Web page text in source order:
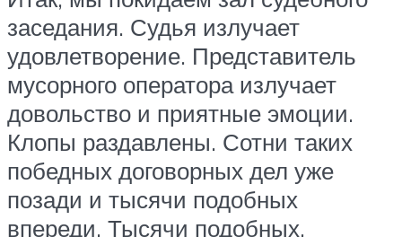
заседания. Судья излучает
удовлетворение. Представитель
мусорного оператора излучает
довольство и приятные эмоции.
Клопы раздавлены. Сотни таких
победных договорных дел уже
позади и тысячи подобных
впереди. Тысячи подобных,